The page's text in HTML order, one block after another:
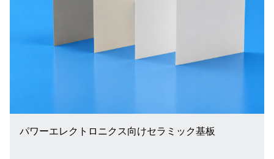
パワーエレクトロニクス向けセラミック基板